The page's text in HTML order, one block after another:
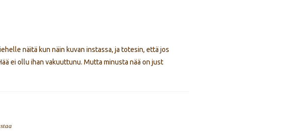
näitä kun näin kuvan instassa, ja totesin, että jos
ei ollu ihan vakuuttunu. Mutta minusta nää on just